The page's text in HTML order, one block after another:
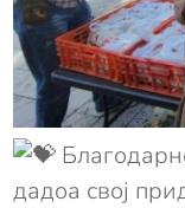
дадоа свој